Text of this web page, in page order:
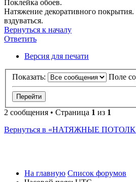
Поклейка обоев.
Натяжение декоративного
вздуваться.
Вернуться к началу
Ответить
Ответить
Версия для печати
Показать: Поле
2 сообщения • Страница 1 из 1
Вернуться в «НАТЯЖНЫЕ
На главную Список форумов